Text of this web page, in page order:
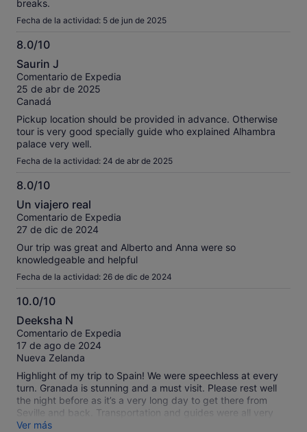
breaks.
Fecha de la actividad: 5 de jun de 2025
8.0/10
8.0
sobre
10
Saurin J
Comentario de Expedia
25 de abr de 2025
Canadá
Pickup location should be provided in advance. Otherwise
tour is very good specially guide who explained Alhambra
palace very well.
Fecha de la actividad: 24 de abr de 2025
8.0/10
8.0
sobre
10
Un viajero real
Comentario de Expedia
27 de dic de 2024
Our trip was great and Alberto and Anna were so
knowledgeable and helpful
Fecha de la actividad: 26 de dic de 2024
10.0/10
10.0
sobre
10
Deeksha N
Comentario de Expedia
17 de ago de 2024
Nueva Zelanda
Highlight of my trip to Spain! We were speechless at every
turn. Granada is stunning and a must visit. Please rest well
the night before as it’s a very long day to get there from
Seville and back. Transportation and guides were all very
good.
Ver más